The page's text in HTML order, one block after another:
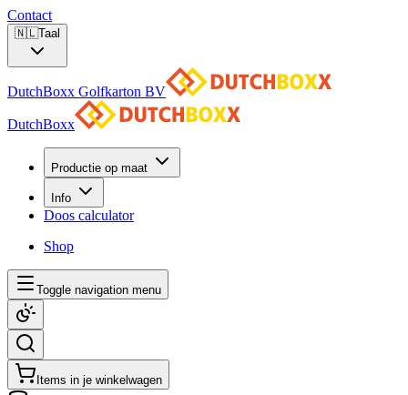
Contact
🇳🇱Taal
DutchBoxx Golfkarton BV
DutchBoxx
Productie op maat
Info
Doos calculator
Shop
Toggle navigation menu
Items in je winkelwagen